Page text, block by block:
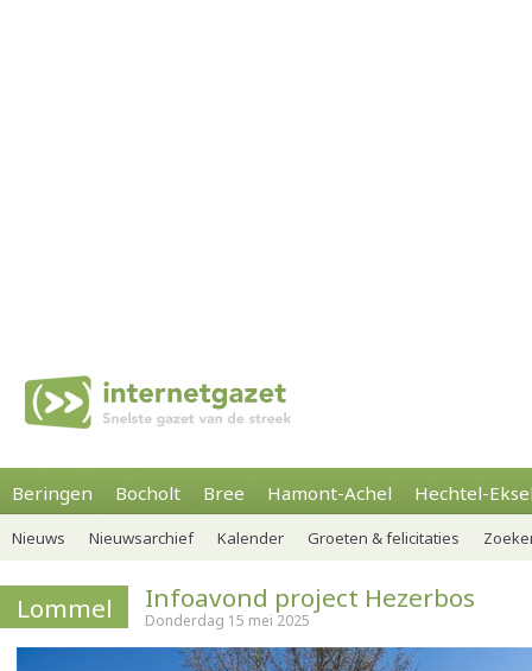
Beringen Bocholt Bree Hamont-Achel Hechtel-
Nieuws Nieuwsarchief Kalender Groeten & felicitaties
Lommel Infoavond project Hezerbos
Donderdag 15 mei 2025